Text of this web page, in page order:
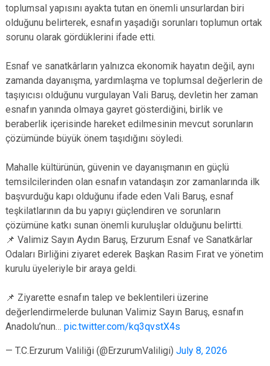
toplumsal yapısını ayakta tutan en önemli unsurlardan biri
olduğunu belirterek, esnafın yaşadığı sorunları toplumun ortak
sorunu olarak gördüklerini ifade etti.
Esnaf ve sanatkârların yalnızca ekonomik hayatın değil, aynı
zamanda dayanışma, yardımlaşma ve toplumsal değerlerin de
taşıyıcısı olduğunu vurgulayan Vali Baruş, devletin her zaman
esnafın yanında olmaya gayret gösterdiğini, birlik ve
beraberlik içerisinde hareket edilmesinin mevcut sorunların
çözümünde büyük önem taşıdığını söyledi.
Mahalle kültürünün, güvenin ve dayanışmanın en güçlü
temsilcilerinden olan esnafın vatandaşın zor zamanlarında ilk
başvurduğu kapı olduğunu ifade eden Vali Baruş, esnaf
teşkilatlarının da bu yapıyı güçlendiren ve sorunların
çözümüne katkı sunan önemli kuruluşlar olduğunu belirtti.
📌 Valimiz Sayın Aydın Baruş, Erzurum Esnaf ve Sanatkârlar
Odaları Birliğini ziyaret ederek Başkan Rasim Fırat ve yönetim
kurulu üyeleriyle bir araya geldi.
📌 Ziyarette esnafın talep ve beklentileri üzerine
değerlendirmelerde bulunan Valimiz Sayın Baruş, esnafın
Anadolu’nun… pic.twitter.com/kq3qvstX4s
— T.C.Erzurum Valiliği (@ErzurumValiligi) July 8, 2026